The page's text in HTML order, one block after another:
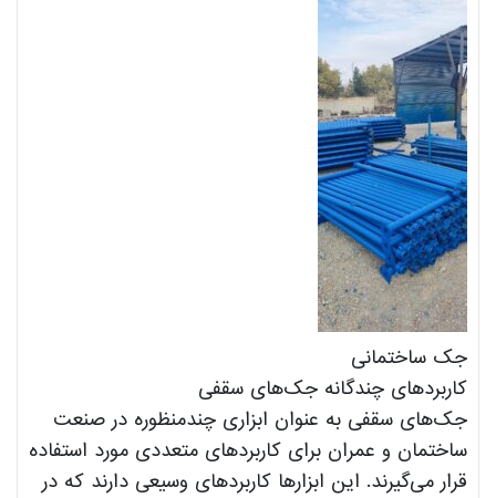
جک ساختمانی
کاربرد‌های چندگانه جک‌های سقفی
جک‌های سقفی به عنوان ابزاری چندمنظوره در صنعت
ساختمان و عمران برای کاربردهای متعددی مورد استفاده
قرار می‌گیرند. این ابزارها کاربردهای وسیعی دارند که در